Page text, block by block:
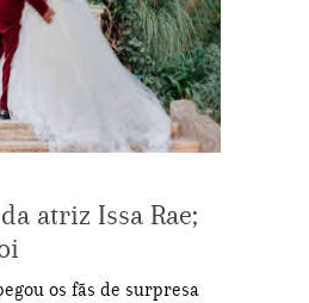
atriz Issa Rae;
os fãs de surpresa